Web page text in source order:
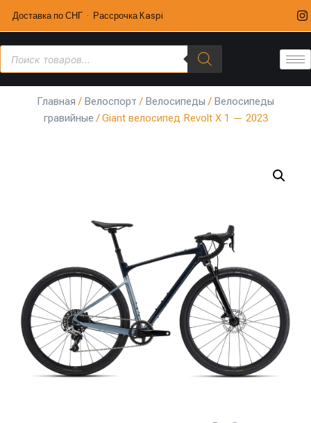
Доставка по СНГ · Рассрочка Kaspi
Главная / Велоспорт / Велосипеды / Велосипеды
гравийные / Giant велосипед Revolt X 1 — 2023